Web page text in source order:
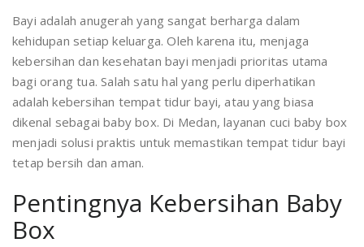
Bayi adalah anugerah yang sangat berharga dalam
kehidupan setiap keluarga. Oleh karena itu, menjaga
kebersihan dan kesehatan bayi menjadi prioritas utama
bagi orang tua. Salah satu hal yang perlu diperhatikan
adalah kebersihan tempat tidur bayi, atau yang biasa
dikenal sebagai baby box. Di Medan, layanan cuci baby box
menjadi solusi praktis untuk memastikan tempat tidur bayi
tetap bersih dan aman.
Pentingnya Kebersihan Baby
Box